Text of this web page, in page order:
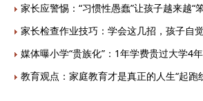
家长应警惕：“习惯性愚蠢”让孩子越来越“
家长检查作业技巧：学会这几招，孩子自
媒体曝小学“贵族化”：1年学费贵过大学4年
教育观点：家庭教育才是真正的人生“起跑